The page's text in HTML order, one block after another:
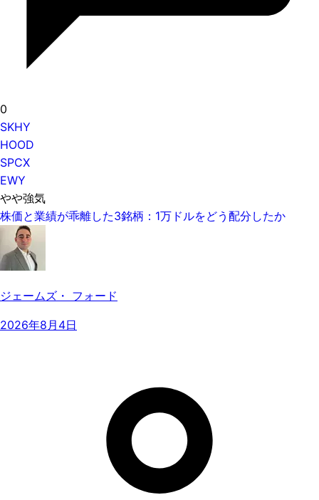
0
SKHY
HOOD
SPCX
EWY
やや強気
株価と業績が乖離した3銘柄：1万ドルをどう配分したか
ジェームズ・ フォード
2026年8月4日